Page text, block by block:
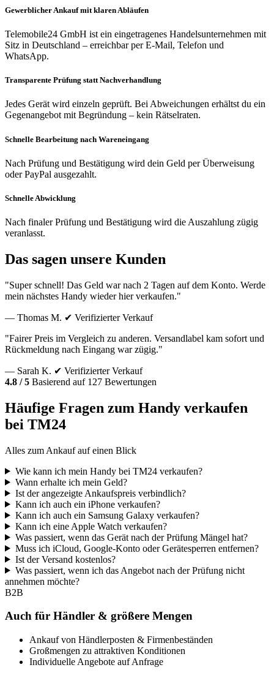
Gewerblicher Ankauf mit klaren Abläufen
Telemobile24 GmbH ist ein eingetragenes Handelsunternehmen mit
Sitz in Deutschland – erreichbar per E-Mail, Telefon und
WhatsApp.
Transparente Prüfung statt Nachverhandlung
Jedes Gerät wird einzeln geprüft. Bei Abweichungen erhältst du ein
Gegenangebot mit Begründung – kein Rätselraten.
Schnelle Bearbeitung nach Wareneingang
Nach Prüfung und Bestätigung wird dein Geld per Überweisung
oder PayPal ausgezahlt.
Schnelle Abwicklung
Nach finaler Prüfung und Bestätigung wird die Auszahlung zügig
veranlasst.
Das sagen unsere Kunden
"Super schnell! Das Geld war nach 2 Tagen auf dem Konto. Werde
mein nächstes Handy wieder hier verkaufen."
— Thomas M. ✔ Verifizierter Verkauf
"Fairer Preis im Vergleich zu anderen. Versandlabel kam sofort und
Rückmeldung nach Eingang war zügig."
— Sarah K. ✔ Verifizierter Verkauf
4.8 / 5 Basierend auf 127 Bewertungen
Häufige Fragen zum Handy verkaufen
bei TM24
Alles zum Ankauf auf einen Blick
Wie kann ich mein Handy bei TM24 verkaufen?
Wann erhalte ich mein Geld?
Ist der angezeigte Ankaufspreis verbindlich?
Kann ich auch ein iPhone verkaufen?
Kann ich auch ein Samsung Galaxy verkaufen?
Kann ich eine Apple Watch verkaufen?
Was passiert, wenn das Gerät nach der Prüfung Mängel hat?
Muss ich iCloud, Google-Konto oder Gerätesperren entfernen?
Ist der Versand kostenlos?
Was passiert, wenn ich das Angebot nach der Prüfung nicht
annehmen möchte?
B2B
Auch für Händler & größere Mengen
Ankauf von Händlerposten & Firmenbeständen
Großmengen zu attraktiven Konditionen
Individuelle Angebote auf Anfrage